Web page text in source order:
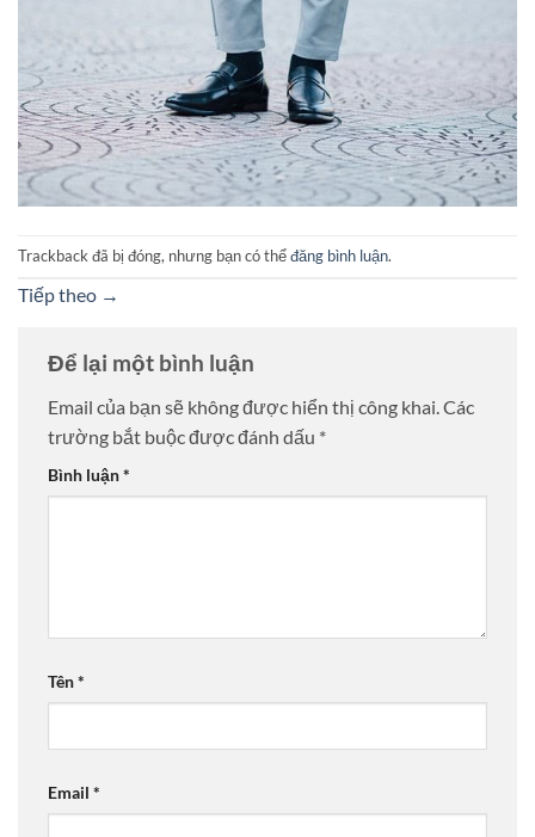
Trackback đã bị đóng, nhưng bạn có thểđăng bình luận.
Tiếp theo →
Để lại một bình luận
Email của bạn sẽ không được hiển thị công khai.Các
trường bắt buộc được đánh dấu *
Bình luận*
Tên*
Email *